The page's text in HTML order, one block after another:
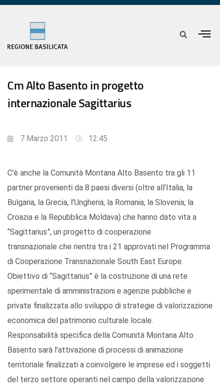
Cm Alto Basento in progetto
internazionale Sagittarius
7 Marzo 2011 12:45
C'è anche la Comunità Montana Alto Basento tra gli 11
partner provenienti da 8 paesi diversi (oltre all’Italia, la
Bulgaria, la Grecia, l’Ungheria, la Romania, la Slovenia, la
Croazia e la Repubblica Moldava) che hanno dato vita a
“Sagittarius”, un progetto di cooperazione
transnazionale che rientra tra i 21 approvati nel Programma
di Cooperazione Transnazionale South East Europe.
Obiettivo di “Sagittarius” è la costruzione di una rete
sperimentale di amministrazioni e agenzie pubbliche e
private finalizzata allo sviluppo di strategie di valorizzazione
economica del patrimonio culturale locale.
Responsabilità specifica della Comunità Montana Alto
Basento sarà l’attivazione di processi di animazione
territoriale finalizzati a coinvolgere le imprese ed i soggetti
del terzo settore operanti nel campo della valorizzazione